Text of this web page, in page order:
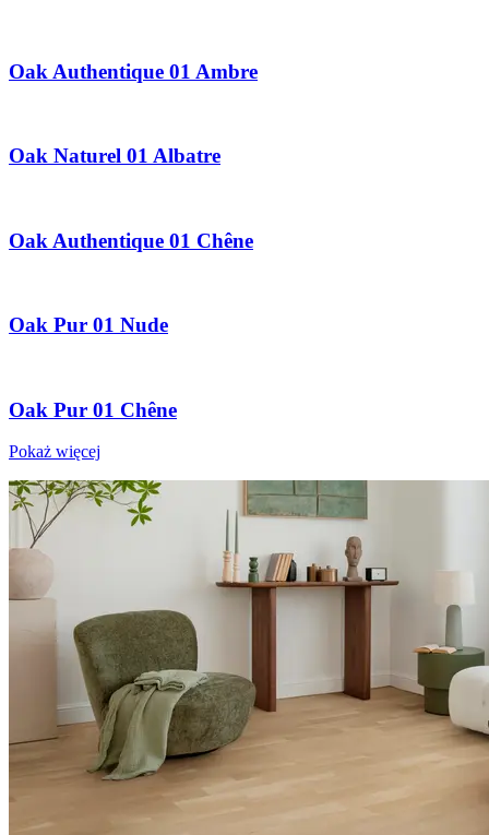
Oak Authentique 01 Ambre
Oak Naturel 01 Albatre
Oak Authentique 01 Chêne
Oak Pur 01 Nude
Oak Pur 01 Chêne
Pokaż więcej